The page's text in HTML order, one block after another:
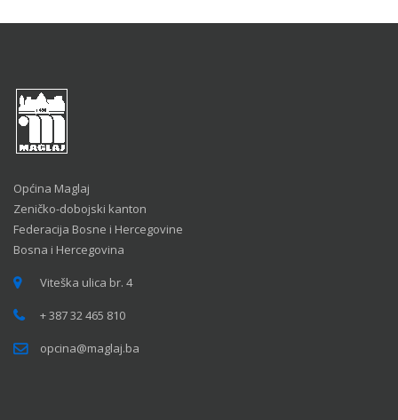
Općina Maglaj
Zeničko-dobojski kanton
Federacija Bosne i Hercegovine
Bosna i Hercegovina
Viteška ulica br. 4
+ 387 32 465 810
opcina@maglaj.ba